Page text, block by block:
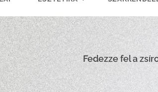
Fedezze fel a